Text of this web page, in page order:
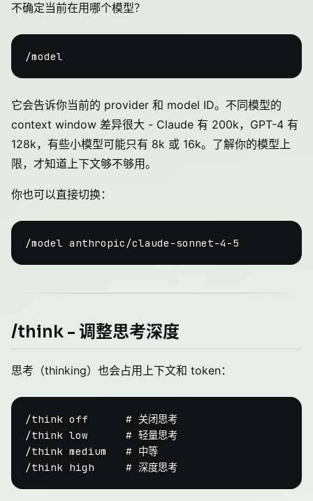
不确定当前在用哪个模型？
它会告诉你当前的 provider 和 model ID。不同模型的
context window 差异很大 - Claude 有 200k，GPT-4 有
128k，有些小模型可能只有 8k 或 16k。了解你的模型上
限，才知道上下文够不够用。
你也可以直接切换：
/think - 调整思考深度
思考（thinking）也会占用上下文和 token：
/think off      # 关闭思考
/think low      # 轻量思考
/think medium   # 中等